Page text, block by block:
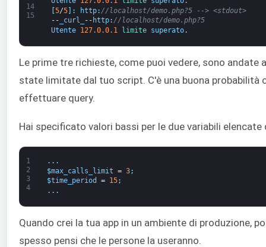
14
15
[5/5] : http: //localhost/demo.php?5 --> <stdout>
-- _curl_ -- http: //localhost/demo.php?5
Utente
127.0.0.1 limite superato.
Le prime tre richieste, come puoi vedere, sono andate
state limitate dal tuo script. C'è una buona
effettuare query.
Hai specificato valori bassi per le due variabili
1
2
3
4
. . .
$max_calls_limit = 3;
$time_period = 15;
. . .
Quando crei la tua app in un ambiente di produzione,
spesso pensi che le persone la useranno.